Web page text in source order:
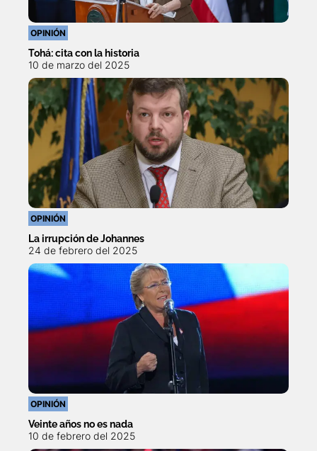
OPINIÓN
Tohá: cita con la historia
10 de marzo del 2025
OPINIÓN
La irrupción de Johannes
24 de febrero del 2025
OPINIÓN
Veinte años no es nada
10 de febrero del 2025